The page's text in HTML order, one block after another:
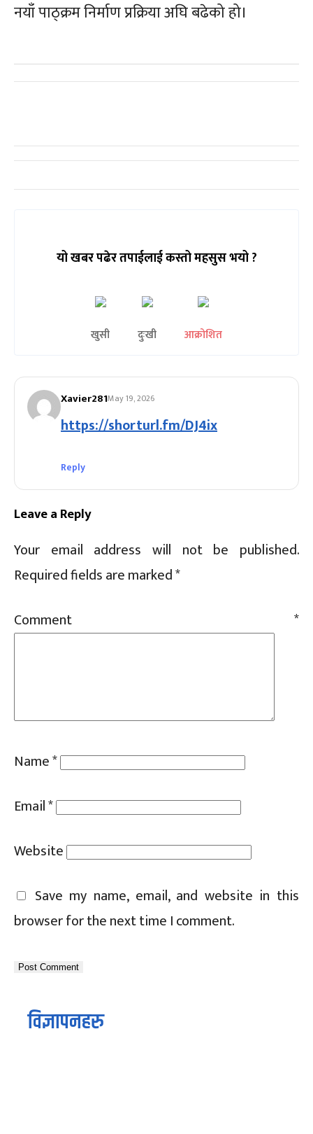
नयाँ पाठ्क्रम निर्माण प्रक्रिया अघि बढेको हो।
यो खबर पढेर तपाईलाई कस्तो महसुस भयो ?
खुसी दुःखी आक्रोशित
Xavier281May 19, 2026
https://shorturl.fm/DJ4ix
Reply
Leave a Reply
Your email address will not be published.
Required fields are marked*
Comment *
Name*
Email*
Website
Save my name, email, and website in this
browser for the next time I comment.
विज्ञापनहरु